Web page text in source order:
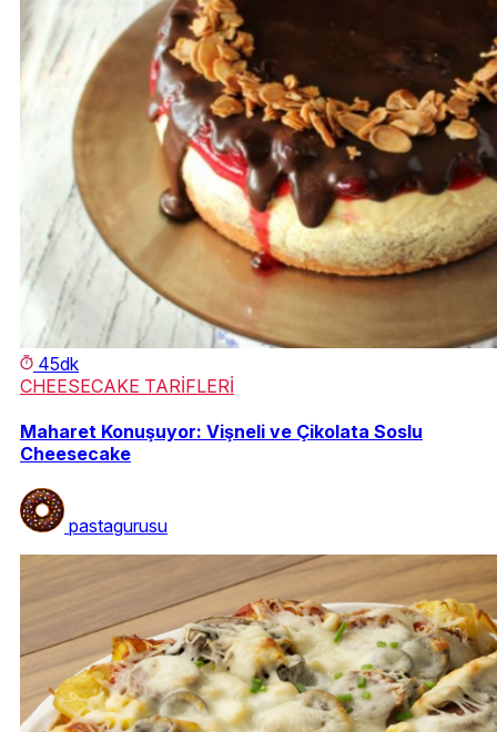
45dk
CHEESECAKE TARİFLERİ
Maharet Konuşuyor: Vişneli ve Çikolata Soslu
Cheesecake
pastagurusu